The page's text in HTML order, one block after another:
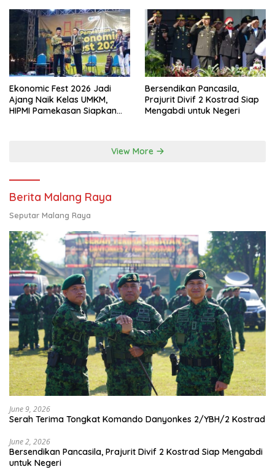
Ekonomic Fest 2026 Jadi
Ajang Naik Kelas UMKM,
HIPMI Pamekasan Siapkan
Bersendikan Pancasila,
Prajurit Divif 2 Kostrad Siap
Mengabdi untuk Negeri
View More
Berita Malang Raya
Seputar Malang Raya
June 9, 2026
Serah Terima Tongkat Komando Danyonkes 2/YBH/2 Kostrad
June 2, 2026
Bersendikan Pancasila, Prajurit Divif 2 Kostrad Siap Mengabdi
untuk Negeri